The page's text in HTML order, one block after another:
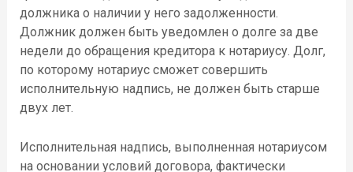
должника о наличии у него задолженности.
Должник должен быть уведомлен о долге за две
недели до обращения кредитора к нотариусу. Долг,
по которому нотариус сможет совершить
исполнительную надпись, не должен быть старше
двух лет.
Исполнительная надпись, выполненная нотариусом
на основании условий договора, фактически